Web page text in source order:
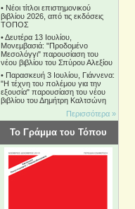
• Νέοι τίτλοι επιστημονικού
βιβλίου 2026, από τις εκδόσεις
ΤΟΠΟΣ
•Δευτέρα 13 Ιουλίου,
Μονεμβασιά: "Προδομένο
Μεσολόγγι" παρουσίαση του
νέου βιβλίου του Σπύρου Αλεξίου
• Παρασκευή 3 Ιουλίου, Γιάννενα:
"Η τέχνη του πολέμου για την
εξουσία" παρουσίαση του νέου
βιβλίου του Δημήτρη Καλτσώνη
Περισσότερα »
Το Γράμμα του Τόπου